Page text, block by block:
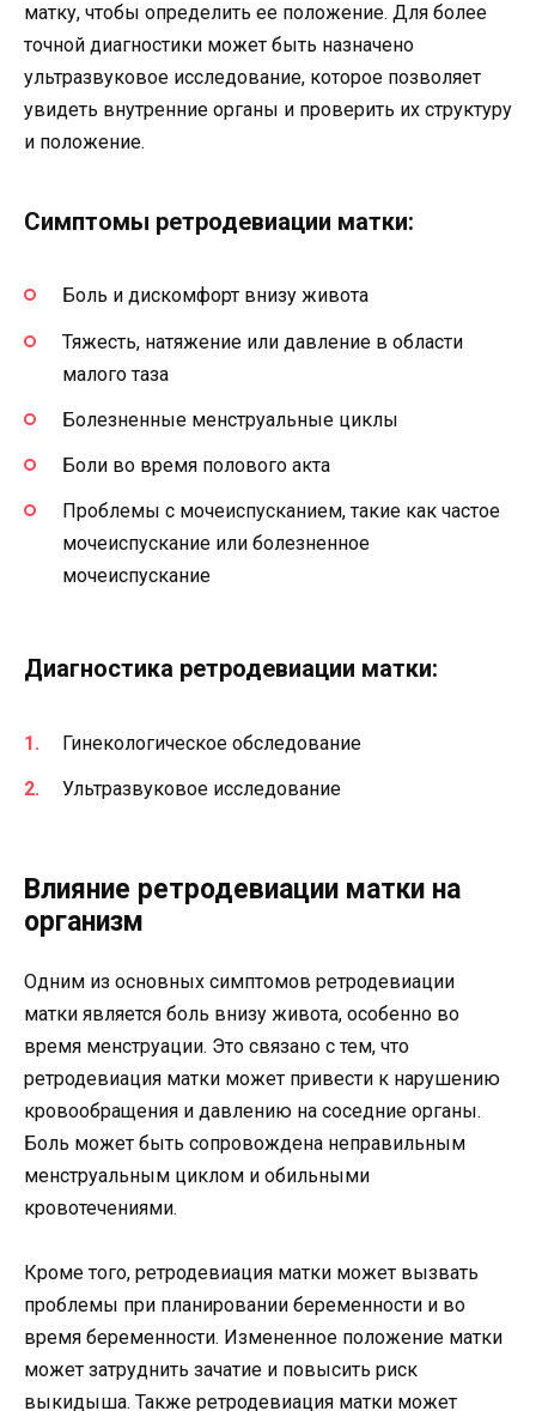
матку, чтобы определить ее положение. Для более
точной диагностики может быть назначено
ультразвуковое исследование, которое позволяет
увидеть внутренние органы и проверить их структуру
и положение.
Симптомы ретродевиации матки:
Боль и дискомфорт внизу живота
Тяжесть, натяжение или давление в области
малого таза
Болезненные менструальные циклы
Боли во время полового акта
Проблемы с мочеиспусканием, такие как частое
мочеиспускание или болезненное
мочеиспускание
Диагностика ретродевиации матки:
Гинекологическое обследование
Ультразвуковое исследование
Влияние ретродевиации матки на
организм
Одним из основных симптомов ретродевиации
матки является боль внизу живота, особенно во
время менструации. Это связано с тем, что
ретродевиация матки может привести к нарушению
кровообращения и давлению на соседние органы.
Боль может быть сопровождена неправильным
менструальным циклом и обильными
кровотечениями.
Кроме того, ретродевиация матки может вызвать
проблемы при планировании беременности и во
время беременности. Измененное положение матки
может затруднить зачатие и повысить риск
выкидыша. Также ретродевиация матки может